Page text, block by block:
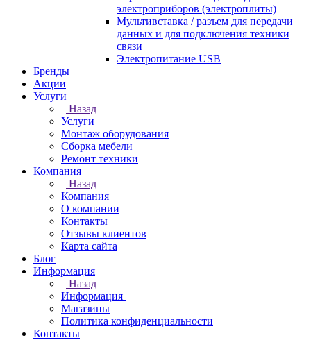
электроприборов (электроплиты)
Мультивставка / разъем для передачи
данных и для подключения техники
связи
Электропитание USB
Бренды
Акции
Услуги
Назад
Услуги
Монтаж оборудования
Сборка мебели
Ремонт техники
Компания
Назад
Компания
О компании
Контакты
Отзывы клиентов
Карта сайта
Блог
Информация
Назад
Информация
Магазины
Политика конфиденциальности
Контакты